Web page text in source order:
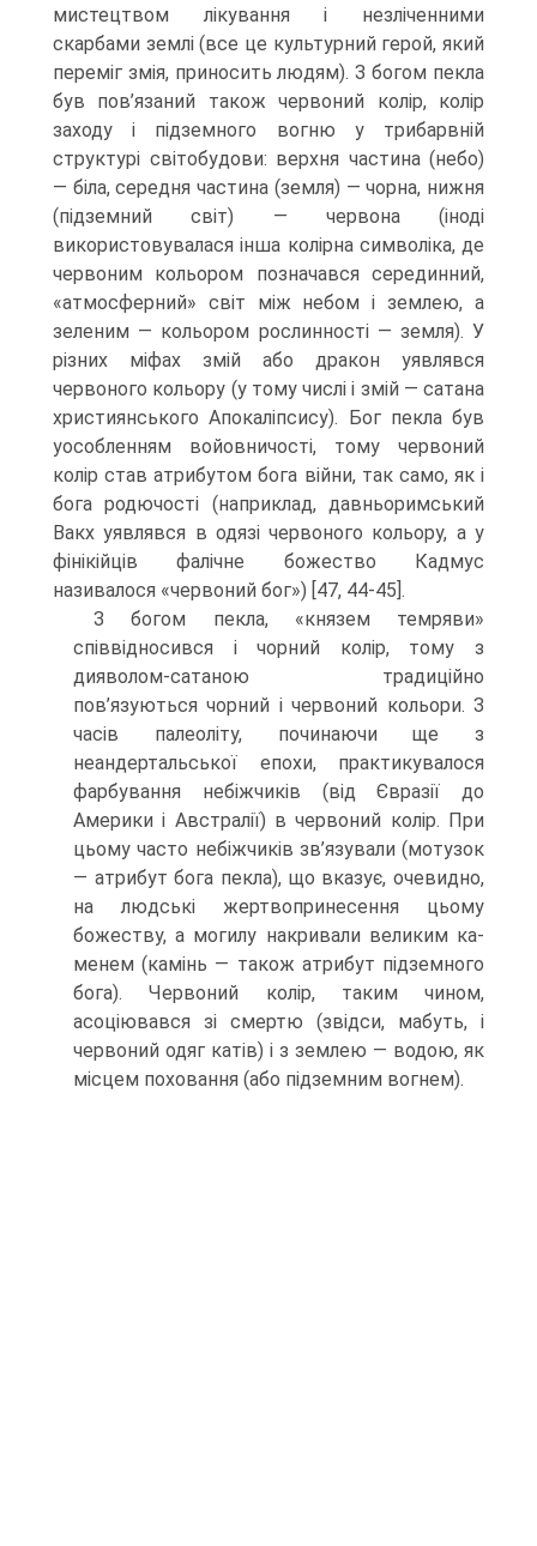
мистецтвом лікування і незліченними
скарбами землі (все це культурний герой, який
переміг змія, приносить людям). З богом пекла
був пов’язаний також червоний колір, колір
заходу і підземного вогню у трибарвній
структурі світобу­дови: верхня частина (небо)
— біла, середня частина (земля) — чорна, нижня
(під­земний світ) — червона (іноді
використовувалася інша колірна символіка, де
черво­ним кольором позначався серединний,
«атмосферний» світ між небом і землею, а
зеленим — кольором рослинності — земля). У
різних міфах змій або дракон уявляв­ся
червоного кольору (у тому числі і змій — сатана
християнського Апокаліпсису). Бог пекла був
уособленням войовничості, тому червоний
колір став атрибутом бога війни, так само, як і
бога родючості (наприклад, давньоримський
Вакх уявляв­ся в одязі червоного кольору, а у
фінікійців фалічне божество Кадмус
називалося «червоний бог») [47, 44-45].
З богом пекла, «князем темряви»
співвідносився і чорний колір, тому з
дияволом-сатаною традиційно
пов’язуються чорний і червоний кольори. З
часів палеоліту, починаючи ще з
неандертальської епохи, практикувалося
фарбування небіжчиків (від Євразії до
Америки і Австралії) в червоний колір. При
цьому час­то небіжчиків зв’язували (мотузок
— атрибут бога пекла), що вказує, очевидно,
на людські жертвопринесення цьому
божеству, а могилу накривали великим ка­
менем (камінь — також атрибут підземного
бога). Червоний колір, таким чином,
асоціювався зі смертю (звідси, мабуть, і
червоний одяг катів) і з землею — водою, як
місцем поховання (або підземним вогнем).